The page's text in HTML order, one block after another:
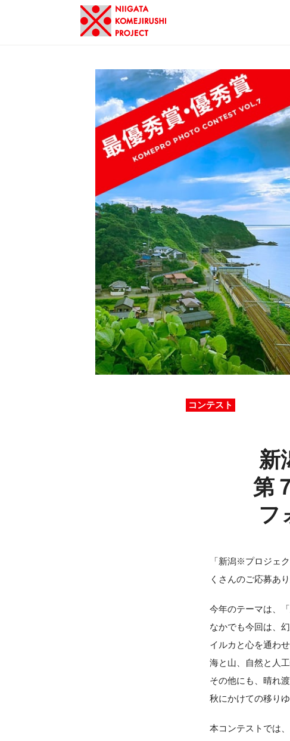
コンテスト
新
第
フ
「新潟※プロジェ
くさんのご応募あ
今年のテーマは、
なかでも今回は、
イルカと心を通わ
海と山、自然と人
その他にも、晴れ
秋にかけての移り
本コンテストでは